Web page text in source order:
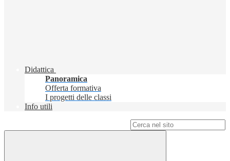
Didattica
Panoramica
Offerta formativa
I progetti delle classi
Info utili